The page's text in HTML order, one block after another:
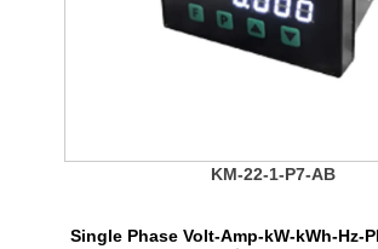
KM-22-1-P7-AB
Single Phase Volt-Amp-kW-kWh-Hz-